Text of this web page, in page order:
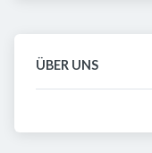
ÜBER UNS